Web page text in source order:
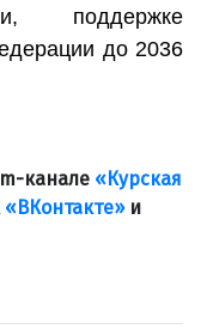
поддержке
до 2036
канале «Курская
«ВКонтакте»и